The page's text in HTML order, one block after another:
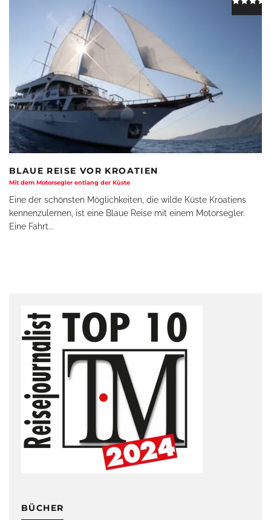
BLAUE REISE VOR KROATIEN
Mit dem Motorsegler entlang der Küste
Eine der schönsten Möglichkeiten, die wilde Küste Kroatiens
kennenzulernen, ist eine Blaue Reise mit einem Motorsegler.
Eine Fahrt...
BÜCHER